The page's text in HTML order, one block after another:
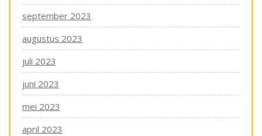
september 2023
augustus 2023
juli 2023
juni 2023
mei 2023
april 2023